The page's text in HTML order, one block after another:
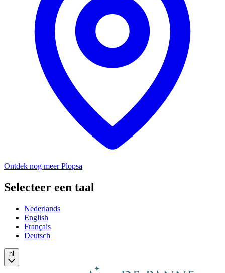
Ontdek nog meer Plopsa
Selecteer een taal
Nederlands
English
Français
Deutsch
nl